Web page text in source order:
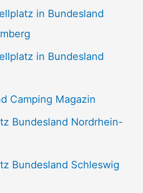
in Bundesland
in Bundesland
Camping Magazin
Bundesland Nordrhein-
Bundesland Schleswig